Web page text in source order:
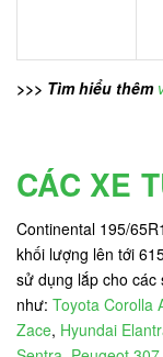
>>> Tìm hiểu thêm
CÁC XE
Continental 195/
khối lượng lên tới
sử dụng lắp cho
như: Toyota Corolla
Zace, Hyundai